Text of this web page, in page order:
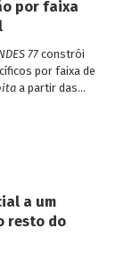
por faixa
77constrói
por faixa de
a partir das
preços dos
Contínua
renda dos
a um
resto do